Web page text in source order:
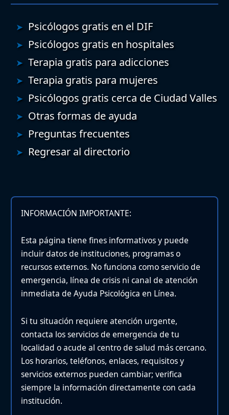
Psicólogos gratis en el DIF
Psicólogos gratis en hospitales
Terapia gratis para adicciones
Terapia gratis para mujeres
Psicólogos gratis cerca de Ciudad Valles
Otras formas de ayuda
Preguntas frecuentes
Regresar al directorio
INFORMACIÓN IMPORTANTE:
Esta página tiene fines informativos y puede
incluir datos de instituciones, programas o
recursos externos. No funciona como servicio de
emergencia, línea de crisis ni canal de atención
inmediata de Ayuda Psicológica en Línea.
Si tu situación requiere atención urgente,
contacta los servicios de emergencia de tu
localidad o acude al centro de salud más cercano.
Los horarios, teléfonos, enlaces, requisitos y
servicios externos pueden cambiar; verifica
siempre la información directamente con cada
institución.